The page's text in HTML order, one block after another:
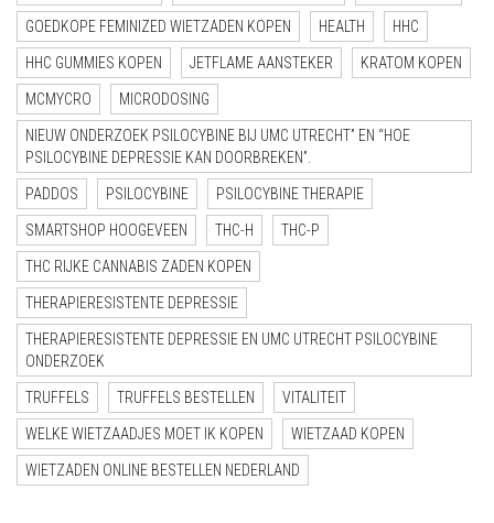
GOEDKOPE FEMINIZED WIETZADEN KOPEN HEALTH HHC
HHC GUMMIES KOPEN JETFLAME AANSTEKER KRATOM KOPEN
MCMYCRO MICRODOSING
NIEUW ONDERZOEK PSILOCYBINE BIJ UMC UTRECHT” EN “HOE
PSILOCYBINE DEPRESSIE KAN DOORBREKEN”.
PADDOS PSILOCYBINE PSILOCYBINE THERAPIE
SMARTSHOP HOOGEVEEN THC-H THC-P
THC RIJKE CANNABIS ZADEN KOPEN
THERAPIERESISTENTE DEPRESSIE
THERAPIERESISTENTE DEPRESSIE EN UMC UTRECHT PSILOCYBINE
ONDERZOEK
TRUFFELS TRUFFELS BESTELLEN VITALITEIT
WELKE WIETZAADJES MOET IK KOPEN WIETZAAD KOPEN
WIETZADEN ONLINE BESTELLEN NEDERLAND